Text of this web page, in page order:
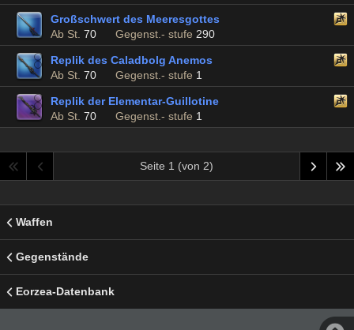
Großschwert des Meeresgottes
Ab St. 70 Gegenst.- stufe 290
Replik des Caladbolg Anemos
Ab St. 70 Gegenst.- stufe 1
Replik der Elementar-Guillotine
Ab St. 70 Gegenst.- stufe 1
Seite 1 (von 2)
Waffen
Gegenstände
Eorzea-Datenbank